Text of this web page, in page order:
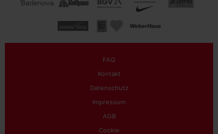
FAQ
Kontakt
Datenschutz
Impressum
AGB
Cookie